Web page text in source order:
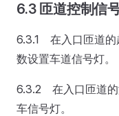
6.3 匝道控制信
6.3.1 在入口匝道的
数设置车道信号灯。
6.3.2 在入口匝道的
车信号灯。